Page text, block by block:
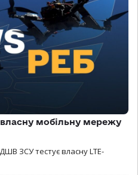
мобільну мережу
ЗСУ тестує власну LTE-